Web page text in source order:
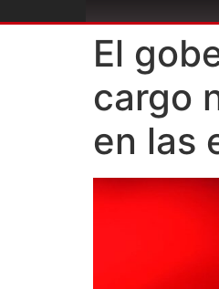
El
cargo
en las